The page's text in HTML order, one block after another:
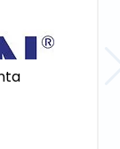
Magenta